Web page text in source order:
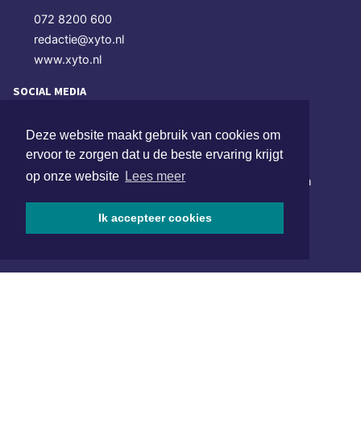
Deze website maakt gebruik van cookies om
ervoor te zorgen dat u de beste ervaring krijgt
op onze website Lees meer
Ik accepteer cookies
072 8200 600
redactie@xyto.nl
www.xyto.nl
SOCIAL MEDIA
NIEUWSBRIEF AANMELDEN
Schrijf je in voor onze nieuwsbrief en krijg wekelijks een
Aanmelden